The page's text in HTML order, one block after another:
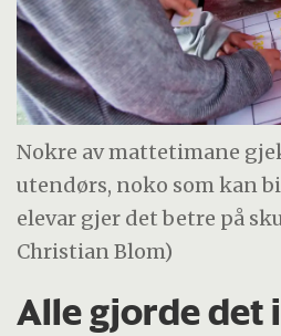
Nokre av mattetimane
utendørs, noko som kan
elevar gjer det betre på
Christian Blom)
Alle gjorde det